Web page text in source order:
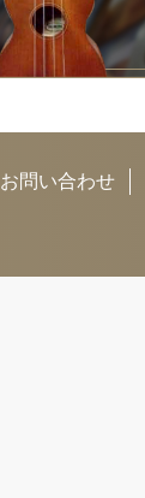
お問い合わせ